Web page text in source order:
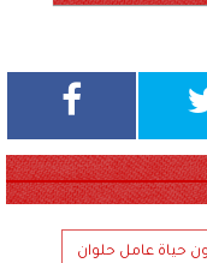
حياة عامل حلوان